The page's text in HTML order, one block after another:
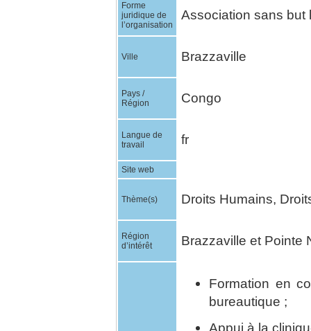
Forme
juridique de
l’organisation
Association sans but
Ville Brazzaville
Pays /
Région
Congo
Langue de
travail
fr
Site web
Thème(s) Droits Humains,
Région
d’intérêt
Brazzaville et Pointe
Formation en
bureautique ;
Appui à la